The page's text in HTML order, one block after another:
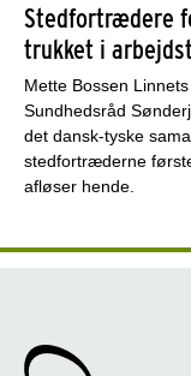
Stedfortrædere
trukket i
Mette Bossen
Sundhedsråd
det dansk-tyske
stedfortræderne
afløser hende.